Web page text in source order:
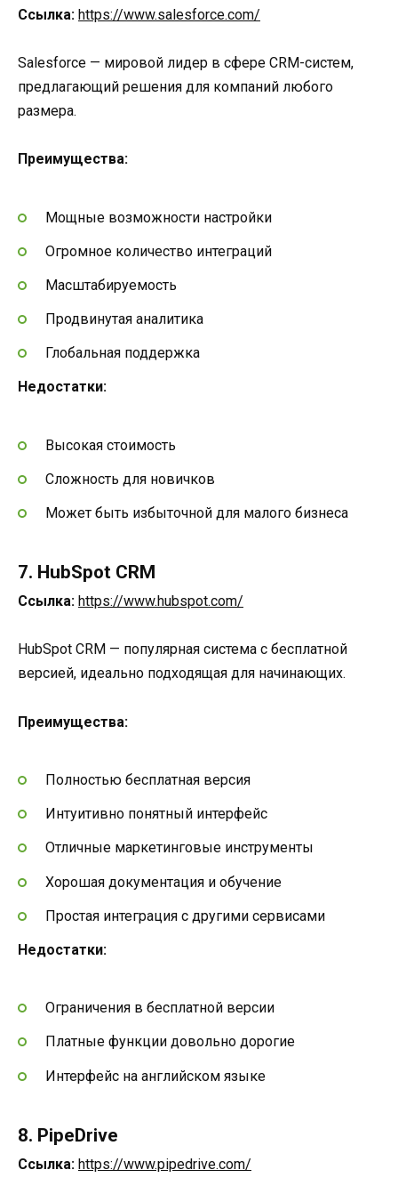
Ссылка: https://www.salesforce.com/
Salesforce — мировой лидер в сфере CRM-систем,
предлагающий решения для компаний любого
размера.
Преимущества:
Мощные возможности настройки
Огромное количество интеграций
Масштабируемость
Продвинутая аналитика
Глобальная поддержка
Недостатки:
Высокая стоимость
Сложность для новичков
Может быть избыточной для малого бизнеса
7. HubSpot CRM
Ссылка: https://www.hubspot.com/
HubSpot CRM — популярная система с бесплатной
версией, идеально подходящая для начинающих.
Преимущества:
Полностью бесплатная версия
Интуитивно понятный интерфейс
Отличные маркетинговые инструменты
Хорошая документация и обучение
Простая интеграция с другими сервисами
Недостатки:
Ограничения в бесплатной версии
Платные функции довольно дорогие
Интерфейс на английском языке
8. PipeDrive
Ссылка: https://www.pipedrive.com/